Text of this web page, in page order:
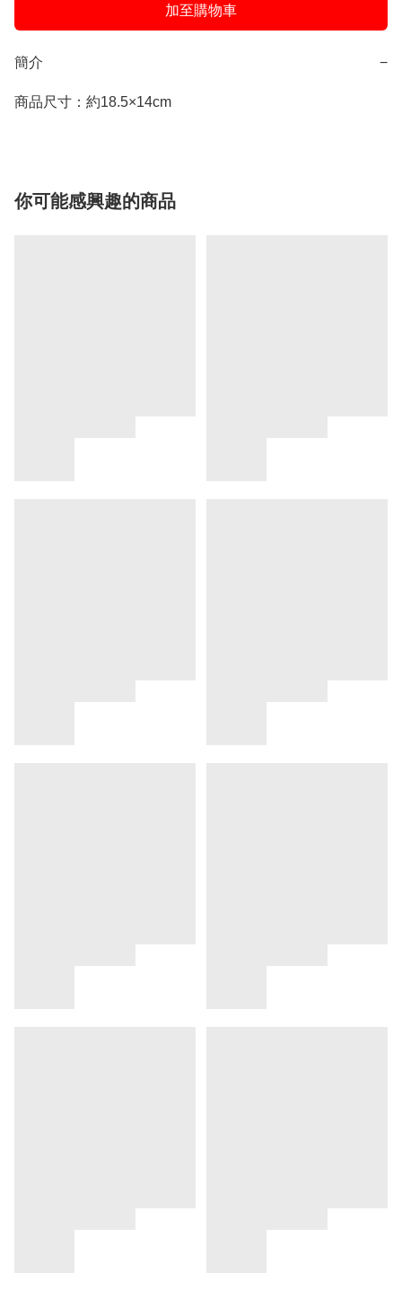
加至購物車
簡介 −
商品尺寸：約18.5×14cm
你可能感興趣的商品